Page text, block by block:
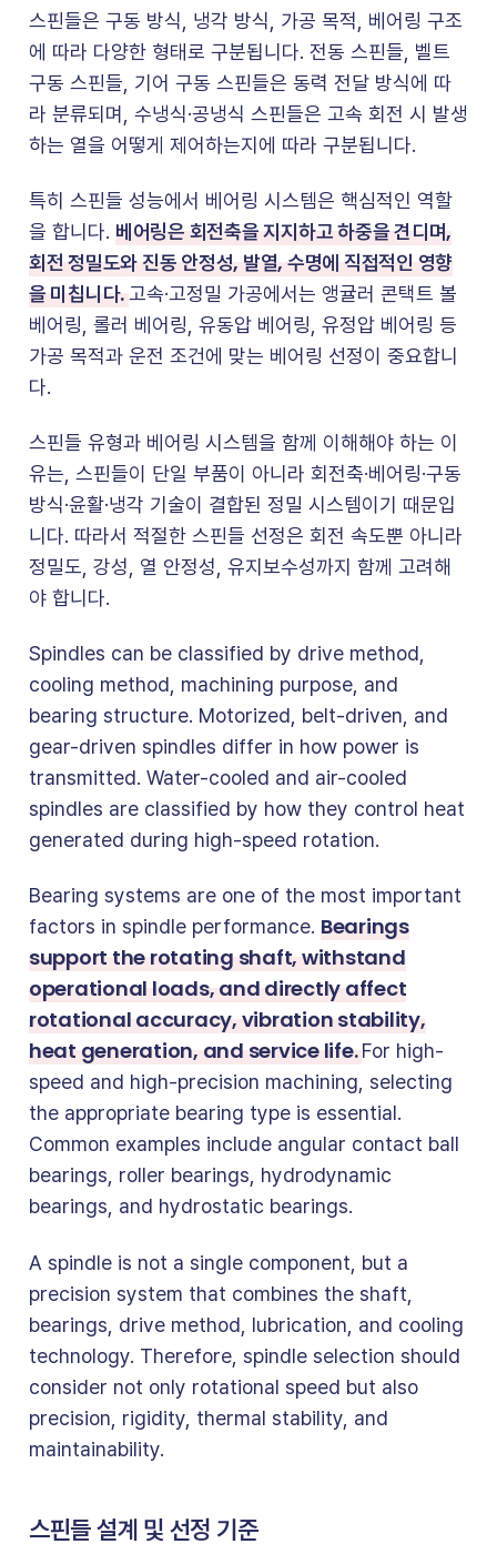
스핀들은 구동 방식, 냉각 방식, 가공 목적, 베어링 구조
에 따라 다양한 형태로 구분됩니다. 전동 스핀들, 벨트
구동 스핀들, 기어 구동 스핀들은 동력 전달 방식에 따
라 분류되며, 수냉식·공냉식 스핀들은 고속 회전 시 발생
하는 열을 어떻게 제어하는지에 따라 구분됩니다.
특히 스핀들 성능에서 베어링 시스템은 핵심적인 역할
을 합니다. 베어링은 회전축을 지지하고 하중을 견디며,
회전 정밀도와 진동 안정성, 발열, 수명에 직접적인 영향
을 미칩니다.고속·고정밀 가공에서는 앵귤러 콘택트 볼
베어링, 롤러 베어링, 유동압 베어링, 유정압 베어링 등
가공 목적과 운전 조건에 맞는 베어링 선정이 중요합니
다.
스핀들 유형과 베어링 시스템을 함께 이해해야 하는 이
유는, 스핀들이 단일 부품이 아니라 회전축·베어링·구동
방식·윤활·냉각 기술이 결합된 정밀 시스템이기 때문입
니다. 따라서 적절한 스핀들 선정은 회전 속도뿐 아니라
정밀도, 강성, 열 안정성, 유지보수성까지 함께 고려해
야 합니다.
Spindles can be classified by drive method,
cooling method, machining purpose, and
bearing structure. Motorized, belt-driven, and
gear-driven spindles differ in how power is
transmitted. Water-cooled and air-cooled
spindles are classified by how they control heat
generated during high-speed rotation.
Bearing systems are one of the most important
factors in spindle performance. Bearings
support the rotating shaft, withstand
operational loads, and directly affect
rotational accuracy, vibration stability,
heat generation, and service life.For high-
speed and high-precision machining, selecting
the appropriate bearing type is essential.
Common examples include angular contact ball
bearings, roller bearings, hydrodynamic
bearings, and hydrostatic bearings.
A spindle is not a single component, but a
precision system that combines the shaft,
bearings, drive method, lubrication, and cooling
technology. Therefore, spindle selection should
consider not only rotational speed but also
precision, rigidity, thermal stability, and
maintainability.
스핀들 설계 및 선정 기준